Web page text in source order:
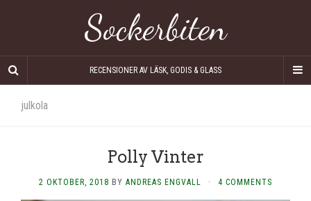
Sockerbiten
RECENSIONER AV LÄSK, GODIS & GLASS
julkola
Polly Vinter
2 OKTOBER, 2018 BY ANDREAS ENGVALL · 4 COMMENTS